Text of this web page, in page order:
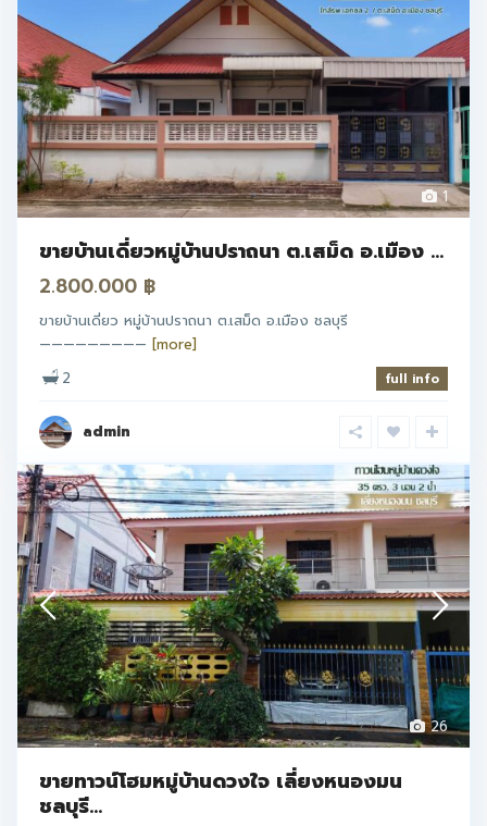
1
ขายบ้านเดี่ยวหมู่บ้านปราถนา ต.เสม็ด อ.เมือง ...
2.800.000 ฿
ขายบ้านเดี่ยว หมู่บ้านปราถนา ต.เสม็ด อ.เมือง ชลบุรี
————————— [more]
2
full info
admin
26
ขายทาวน์โฮมหมู่บ้านดวงใจ เลี่ยงหนองมน
ชลบุรี...